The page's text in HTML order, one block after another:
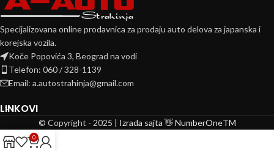
Specijalizovana online prodavnica za prodaju auto delova za japanska i
korejska vozila.
Koče Popovića 3, Beograd na vodi
Telefon: 060 / 328-1139
Email: a.autostrahinja@gmail.com
LINKOVI
© Copyright - 2025 | Izrada sajta 👋 NumberOneTM
0